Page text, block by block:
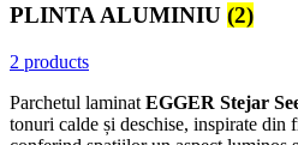
PLINTA ALUMINIU (2)
2 products
Parchetul laminat EGGER Stejar
tonuri calde și deschise, inspirate din